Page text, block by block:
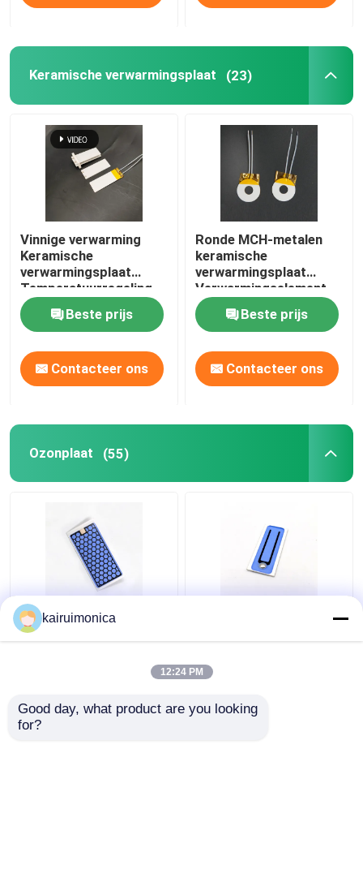
Keramische verwarmingsplaat (23)
Vinnige verwarming
Keramische
verwarmingsplaat
Temperatuurregeling
met sensordraad
Beste prijs
Contacteer ons
Ronde MCH-metalen
keramische
verwarmingsplaat
Verwarmingselement
voor
metaal/Beste prijs
Contacteer ons
Ozonplaat (55)
Vochtbestendige 5g
Ozonplaat Aluminium
luchtozonatoren
kairuimonica
12:24 PM
Good day, what product are you looking
for?